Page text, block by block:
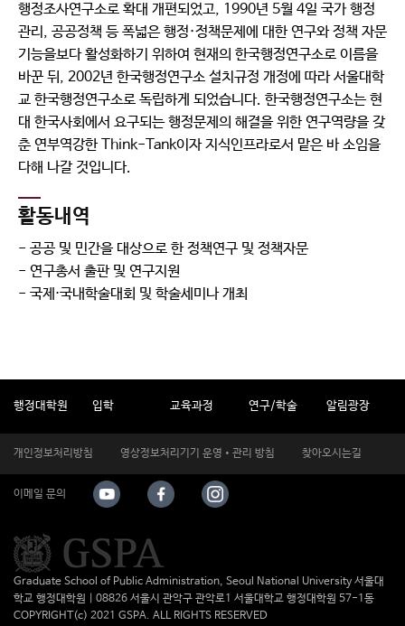
행정조사연구소로 확대 개편되었고, 1990년 5월 4일 국가 행정
관리, 공공정책 등 폭넓은 행정·정책문제에 대한 연구와 정책 자문
기능을보다 활성화하기 위하여 현재의 한국행정연구소로 이름을
바꾼 뒤, 2002년 한국행정연구소 설치규정 개정에 따라 서울대학
교 한국행정연구소로 독립하게 되었습니다. 한국행정연구소는 현
대 한국사회에서 요구되는 행정문제의 해결을 위한 연구역량을 갖
춘 연부역강한 Think-Tank이자 지식인프라로서 맡은 바 소임을
다해 나갈 것입니다.
활동내역
- 공공 및 민간을 대상으로 한 정책연구 및 정책자문
- 연구총서 출판 및 연구지원
- 국제⋅국내학술대회 및 학술세미나 개최
행정대학원 입학 교육과정 연구/학술 알림광장
개인정보처리방침 영상정보처리기기 운영•관리 방침 찾아오시는길
이메일 문의
Graduate School of Public Administration, Seoul National University 서울대
학교 행정대학원 | 08826 서울시 관악구 관악로1 서울대학교 행정대학원 57-1동
COPYRIGHT(c) 2021 GSPA. ALL RIGHTS RESERVED